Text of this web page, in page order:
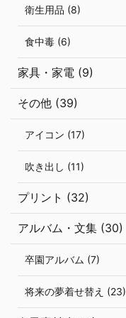
衛生用品 (8)
食中毒 (6)
家具・家電 (9)
その他 (39)
アイコン (17)
吹き出し (11)
プリント (32)
アルバム・文集 (30)
卒園アルバム (7)
将来の夢着せ替え (23)